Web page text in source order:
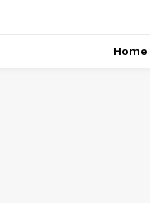
Home